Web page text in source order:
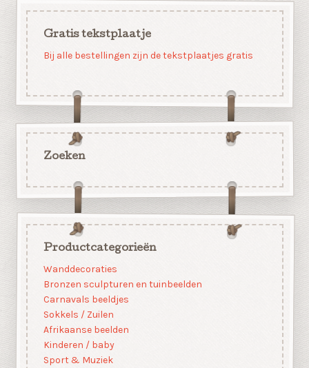
Gratis tekstplaatje
Bij alle bestellingen zijn de tekstplaatjes gratis
Zoeken
Productcategorieën
Wanddecoraties
Bronzen sculpturen en tuinbeelden
Carnavals beeldjes
Sokkels / Zuilen
Afrikaanse beelden
Kinderen / baby
Sport & Muziek